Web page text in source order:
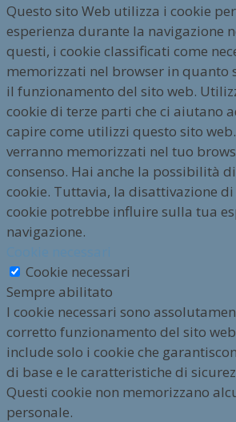
Questo sito Web utilizza i cookie
esperienza durante la navigazione
questi, i cookie classificati come
memorizzati nel browser in quanto
il funzionamento del sito web.
cookie di terze parti che ci aiutano
capire come utilizzi questo sito
verranno memorizzati nel tuo
consenso. Hai anche la possibilità
cookie. Tuttavia, la disattivazione
cookie potrebbe influire sulla tua
navigazione.
Cookie necessari
Sempre abilitato
I cookie necessari sono
corretto funzionamento del sito
include solo i cookie che
di base e le caratteristiche di
Questi cookie non memorizzano
personale.